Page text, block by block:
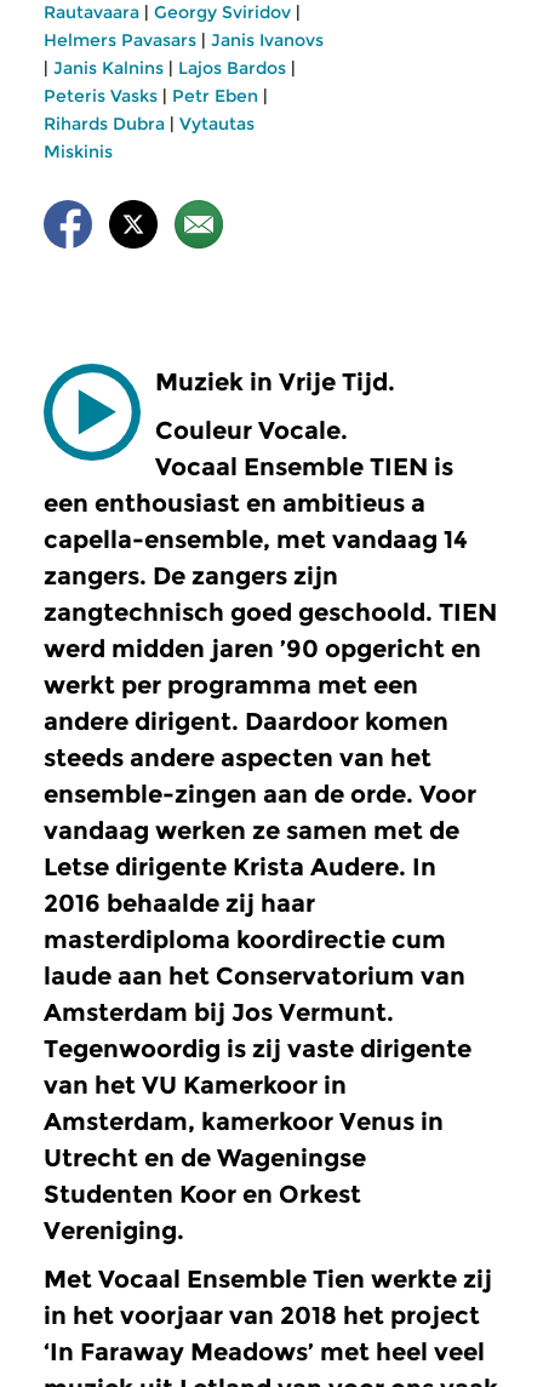
Rautavaara | Georgy Sviridov |
Helmers Pavasars | Janis Ivanovs
| Janis Kalnins | Lajos Bardos |
Peteris Vasks | Petr Eben |
Rihards Dubra | Vytautas
Miskinis
Muziek in Vrije Tijd.
Couleur Vocale.
Vocaal Ensemble TIEN is
een enthousiast en ambitieus a
capella-ensemble, met vandaag 14
zangers. De zangers zijn
zangtechnisch goed geschoold. TIEN
werd midden jaren ’90 opgericht en
werkt per programma met een
andere dirigent. Daardoor komen
steeds andere aspecten van het
ensemble-zingen aan de orde. Voor
vandaag werken ze samen met de
Letse dirigente Krista Audere. In
2016 behaalde zij haar
masterdiploma koordirectie cum
laude aan het Conservatorium van
Amsterdam bij Jos Vermunt.
Tegenwoordig is zij vaste dirigente
van het VU Kamerkoor in
Amsterdam, kamerkoor Venus in
Utrecht en de Wageningse
Studenten Koor en Orkest
Vereniging.
Met Vocaal Ensemble Tien werkte zij
in het voorjaar van 2018 het project
‘In Faraway Meadows’ met heel veel